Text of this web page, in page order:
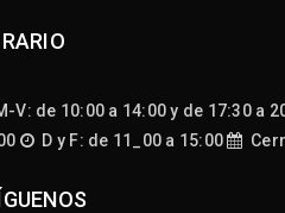
V: de 10:00 a 14:00 y de 17:30 a
D y F: de 11_00 a 15:00